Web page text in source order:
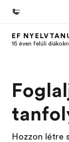
Home
EF programok
Az összes EF
EF Iroda
EF iroda a közeledben
EF
16 éven felüli
Hozzon létre